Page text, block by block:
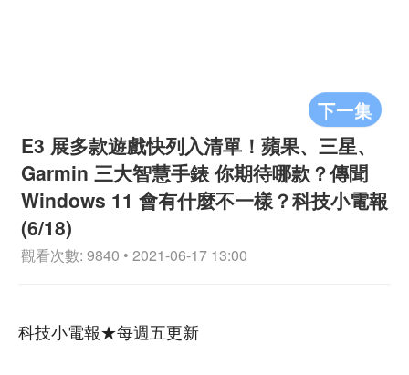
下一集
E3 展多款遊戲快列入清單！蘋果、三星、
Garmin 三大智慧手錶 你期待哪款？傳聞
Windows 11 會有什麼不一樣？科技小電報
(6/18)
觀看次數: 9840 • 2021-06-17 13:00
科技小電報★每週五更新